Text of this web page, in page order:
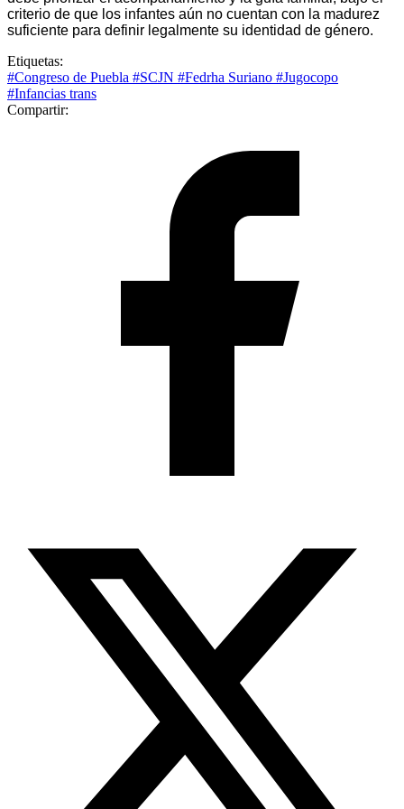
criterio de que los infantes aún no cuentan con la madurez
suficiente para definir legalmente su identidad de género.
Etiquetas:
#Congreso de Puebla #SCJN #Fedrha Suriano #Jugocopo
#Infancias trans
Compartir: